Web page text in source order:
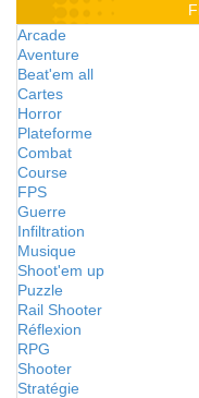
Arcade
Aventure
Beat'em all
Cartes
Horror
Plateforme
Combat
Course
FPS
Guerre
Infiltration
Musique
Shoot'em up
Puzzle
Rail Shooter
Réflexion
RPG
Shooter
Stratégie